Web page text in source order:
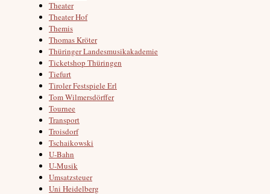
Theater
Theater Hof
Themis
Thomas Kröter
Thüringer Landesmusikakademie
Ticketshop Thüringen
Tiefurt
Tiroler Festspiele Erl
Tom Wilmersdörffer
Tournee
Transport
Troisdorf
Tschaikowski
U-Bahn
U-Musik
Umsatzsteuer
Uni Heidelberg